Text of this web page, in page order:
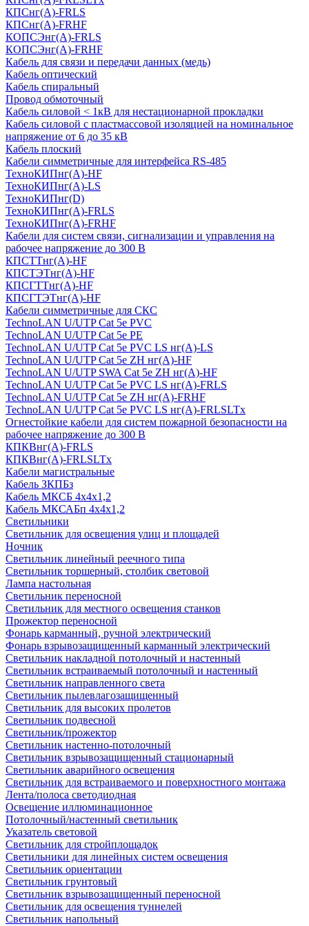
КПСнг(А)-FRLS
КПСнг(А)-FRHF
КОПСЭнг(А)-FRLS
КОПСЭнг(А)-FRHF
Кабель для связи и передачи данных (медь)
Кабель оптический
Кабель спиральный
Провод обмоточный
Кабель силовой < 1кВ для нестационарной прокладки
Кабель силовой с пластмассовой изоляцией на номинальное
напряжение от 6 до 35 кВ
Кабель плоский
Кабели симметричные для интерфейса RS-485
ТеxноКИПнг(A)-HF
ТеxноКИПнг(A)-LS
ТеxноКИПнг(D)
ТехноКИПнг(A)-FRLS
ТехноКИПнг(A)-FRHF
Кабели для систем связи, сигнализации и управления на
рабочее напряжение до 300 В
КПСТТнг(A)-HF
КПСТЭТнг(A)-HF
КПСГТТнг(A)-HF
КПСГТЭТнг(A)-HF
Кабели симметричные для СКС
TechnoLAN U/UTP Cat 5e PVC
TechnoLAN U/UTP Cat 5e PE
TechnoLAN U/UTP Cat 5e PVC LS нг(A)-LS
TechnoLAN U/UTP Cat 5e ZH нг(A)-HF
TechnoLAN U/UTP SWA Cat 5e ZH нг(A)-HF
TechnoLAN U/UTP Cat 5e PVC LS нг(A)-FRLS
TechnoLAN U/UTP Cat 5e ZH нг(A)-FRHF
TechnoLAN U/UTP Cat 5e PVC LS нг(A)-FRLSLTx
Огнестойкие кабели для систем пожарной безопасности на
рабочее напряжение до 300 В
КПКВнг(A)-FRLS
КПКВнг(A)-FRLSLTx
Кабели магистральные
Кабель ЗКПБз
Кабель МКСБ 4х4х1,2
Кабель МКСАБп 4х4х1,2
Светильники
Светильник для освещения улиц и площадей
Ночник
Светильник линейный реечного типа
Светильник торшерный, столбик световой
Лампа настольная
Светильник переносной
Светильник для местного освещения станков
Прожектор переносной
Фонарь карманный, ручной электрический
Фонарь взрывозащищенный карманный электрический
Светильник накладной потолочный и настенный
Светильник встраиваемый потолочный и настенный
Светильник направленного света
Светильник пылевлагозащищенный
Светильник для высоких пролетов
Светильник подвесной
Светильник/прожектор
Светильник настенно-потолочный
Светильник взрывозащищенный стационарный
Светильник аварийного освещения
Светильник для встраиваемого и поверхностного монтажа
Лента/полоса светодиодная
Освещение иллюминационное
Потолочный/настенный светильник
Указатель световой
Светильник для стройплощадок
Светильники для линейных систем освещения
Светильник ориентации
Светильник грунтовый
Светильник взрывозащищенный переносной
Светильник для освещения туннелей
Светильник напольный